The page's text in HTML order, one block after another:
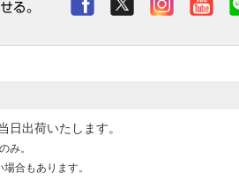
日出荷いたします。
み。
合もあります。